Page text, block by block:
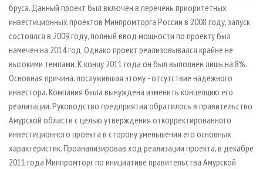
бруса. Данный проект был включен в перечень приоритетных
инвестиционных проектов Минпромторга России в 2008 году, запуск
состоялся в 2009 году, полный ввод мощности по проекту был
намечен на 2014 год. Однако проект реализовывался крайне не
высокими темпами. К концу 2011 года он был выполнен лишь на 8%.
Основная причина, послужившая этому - отсутствие надежного
инвестора. Компания была вынуждена изменить концепцию его
реализации. Руководство предприятия обратилось в правительство
Амурской области с целью утверждения откорректированного
инвестиционного проекта в сторону уменьшения его основных
характеристик. Проанализировав ход реализации проекта, в декабре
2011 года Минпромторг по инициативе правительства Амурской